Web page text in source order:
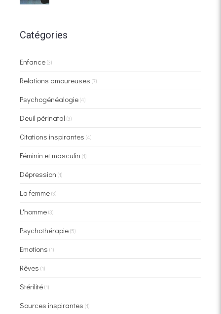
Catégories
Enfance(3)
Relations amoureuses (7)
Psychogénéalogie(4)
Deuil périnatal (3)
Citations inspirantes (4)
Féminin et masculin (1)
Dépression (1)
La femme(3)
L'homme(3)
Psychothérapie(5)
Emotions (1)
Rêves (1)
Stérilité(1)
Sources inspirantes (1)